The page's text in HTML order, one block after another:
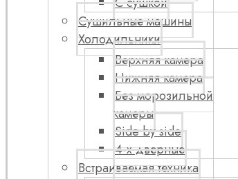
Сушильные машины
Холодильники
Верхняя камера
Нижняя камера
Без морозильной
камеры
Side by side
4-х дверные
Встраиваемая техника